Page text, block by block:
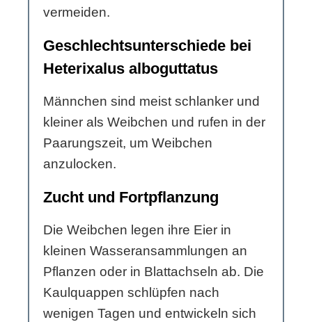
vermeiden.
Geschlechtsunterschiede bei
Heterixalus alboguttatus
Männchen sind meist schlanker und
kleiner als Weibchen und rufen in der
Paarungszeit, um Weibchen
anzulocken.
Zucht und Fortpflanzung
Die Weibchen legen ihre Eier in
kleinen Wasseransammlungen an
Pflanzen oder in Blattachseln ab. Die
Kaulquappen schlüpfen nach
wenigen Tagen und entwickeln sich